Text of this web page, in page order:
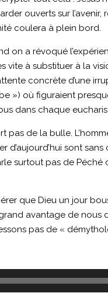
ouverts sur
coulera à plein bord.
on a révoqué
vite à substituer à la
concrète d’une
») où figuraient
dans chaque
pas de la bulle.
d’aujourd’hui sont
surtout pas de
que Dieu un jour
avantage de nous
pas de «